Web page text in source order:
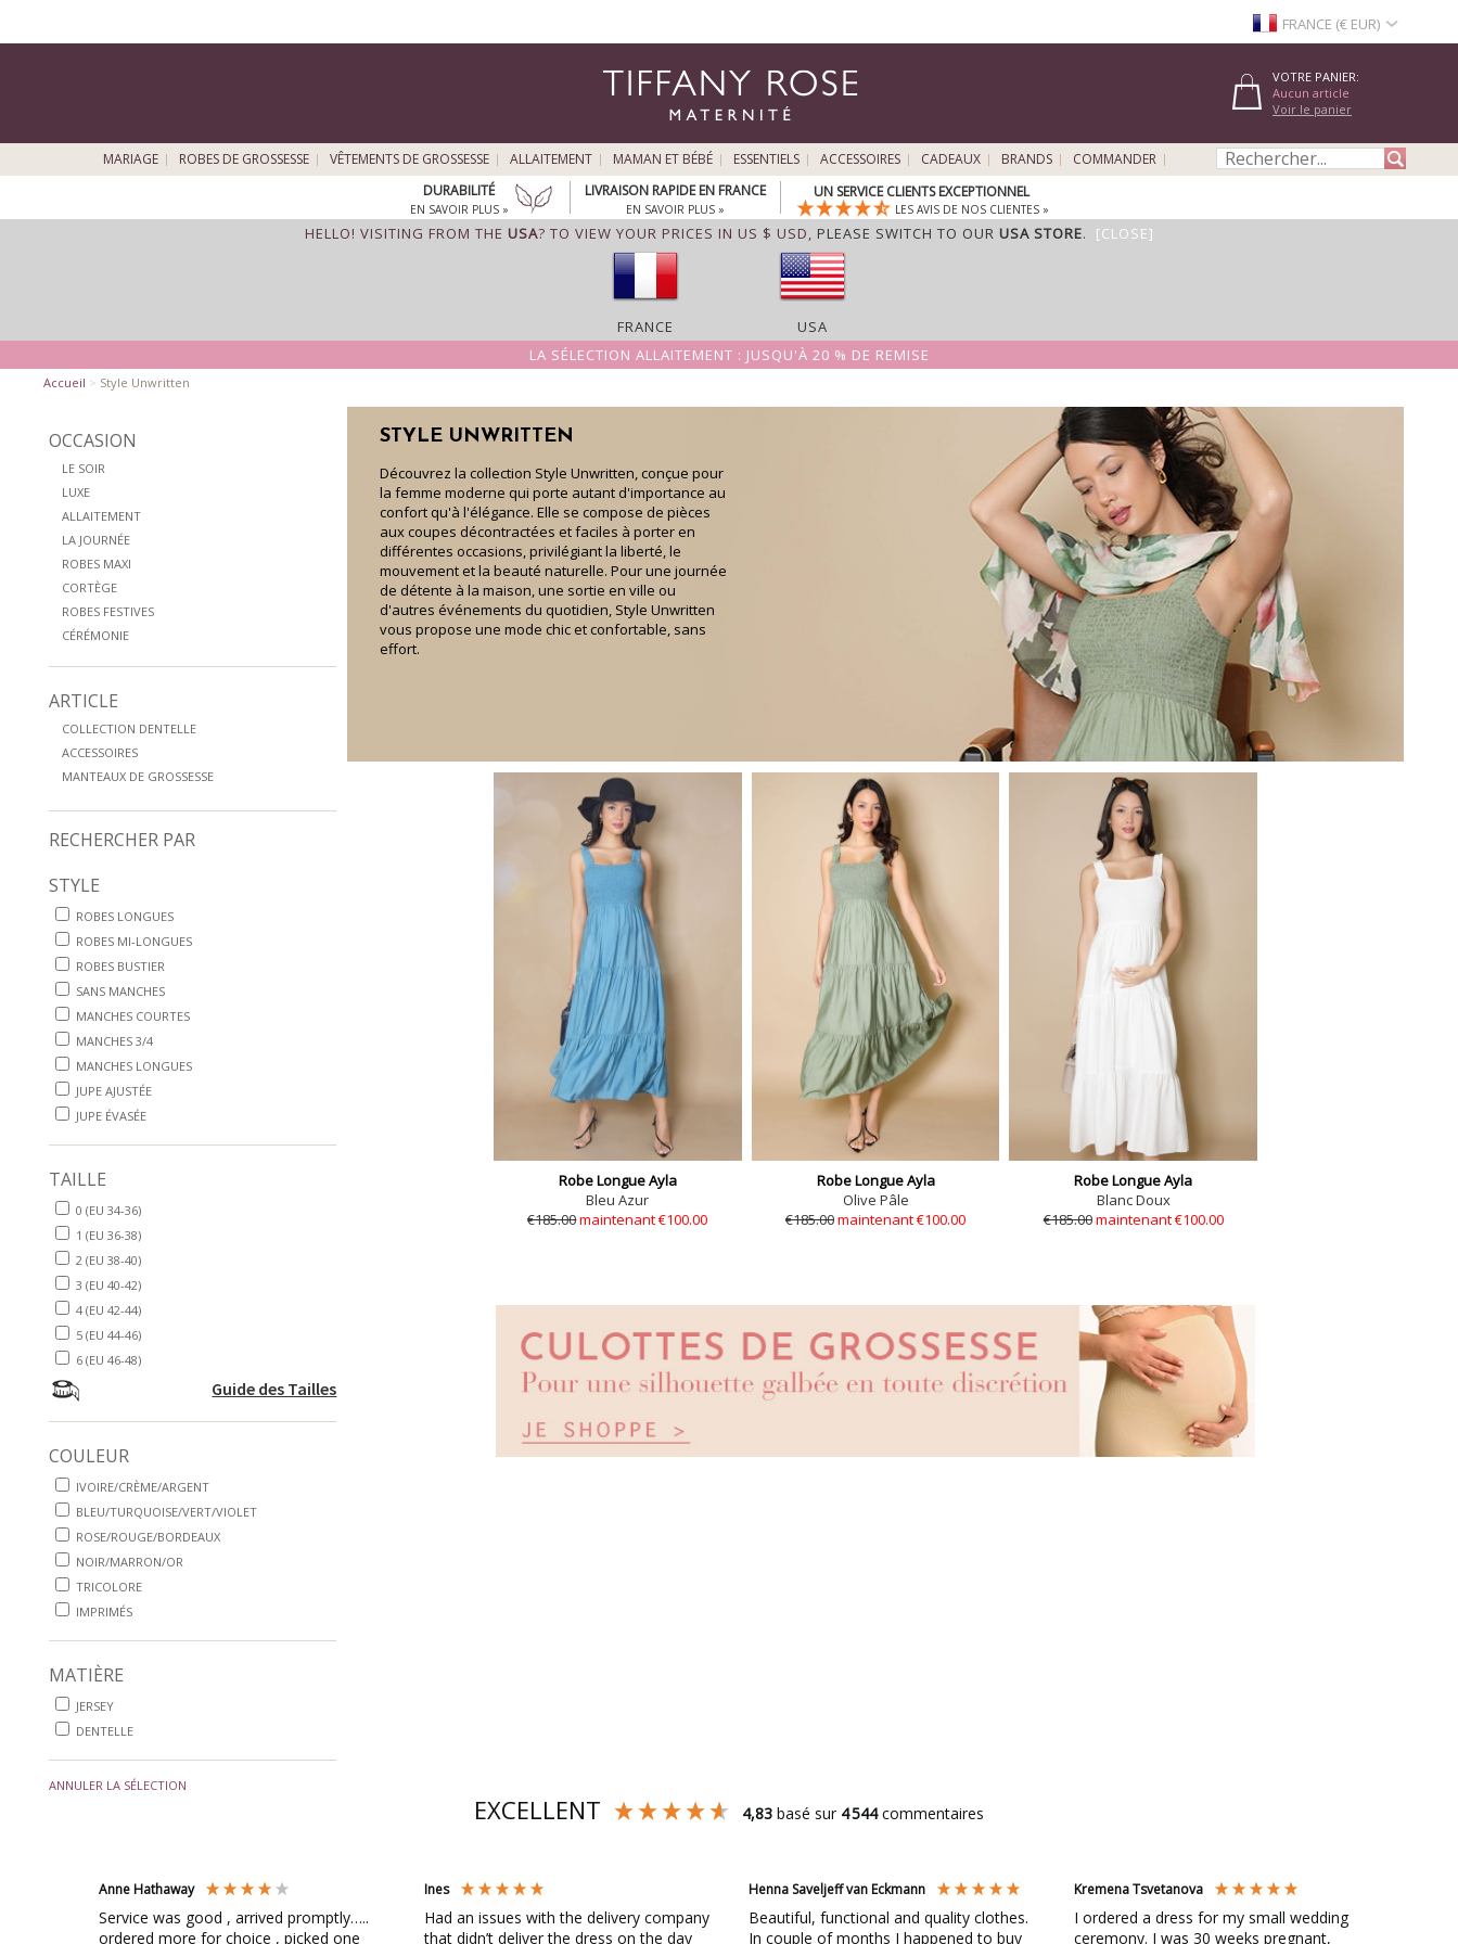
FRANCE (€ EUR)
VOTRE PANIER:
Aucun article
Voir le panier
MARIAGE ROBES DE GROSSESSE VÊTEMENTS DE GROSSESSE ALLAITEMENT MAMAN ET BÉBÉ ESSENTIELS ACCESSOIRES CADEAUX BRANDS
COMMANDER
DURABILITÉ
EN SAVOIR PLUS »
LIVRAISON RAPIDE EN FRANCE
EN SAVOIR PLUS »
UN SERVICE CLIENTS EXCEPTIONNEL
LES AVIS DE NOS CLIENTES »
HELLO! VISITING FROM THE USA? TO VIEW YOUR PRICES IN US $ USD, PLEASE SWITCH TO OUR USA STORE. [CLOSE]
FRANCE
USA
LA SÉLECTION ALLAITEMENT : JUSQU'À 20 % DE REMISE
Accueil > Style Unwritten
OCCASION
LE SOIR
LUXE
ALLAITEMENT
LA JOURNÉE
ROBES MAXI
CORTÈGE
ROBES FESTIVES
CÉRÉMONIE
ARTICLE
COLLECTION DENTELLE
ACCESSOIRES
MANTEAUX DE GROSSESSE
RECHERCHER PAR
STYLE
ROBES LONGUES
ROBES MI-LONGUES
ROBES BUSTIER
SANS MANCHES
MANCHES COURTES
MANCHES 3/4
MANCHES LONGUES
JUPE AJUSTÉE
JUPE ÉVASÉE
TAILLE
0 (EU 34-36)
1 (EU 36-38)
2 (EU 38-40)
3 (EU 40-42)
4 (EU 42-44)
5 (EU 44-46)
6 (EU 46-48)
Guide des Tailles
COULEUR
IVOIRE/CRÈME/ARGENT
BLEU/TURQUOISE/VERT/VIOLET
ROSE/ROUGE/BORDEAUX
NOIR/MARRON/OR
TRICOLORE
IMPRIMÉS
MATIÈRE
JERSEY
DENTELLE
ANNULER LA SÉLECTION
STYLE UNWRITTEN
Découvrez la collection Style Unwritten, conçue pour
la femme moderne qui porte autant d'importance au
confort qu'à l'élégance. Elle se compose de pièces
aux coupes décontractées et faciles à porter en
différentes occasions, privilégiant la liberté, le
mouvement et la beauté naturelle. Pour une journée
de détente à la maison, une sortie en ville ou
d'autres événements du quotidien, Style Unwritten
vous propose une mode chic et confortable, sans
effort.
Robe Longue Ayla
Bleu Azur
€185.00maintenant €100.00
Robe Longue Ayla
Olive Pâle
€185.00maintenant €100.00
Robe Longue Ayla
Blanc Doux
€185.00maintenant €100.00
EXCELLENT 4,83 basé sur 4 544commentaires
Anne Hathaway
Service was good , arrived promptly…..
ordered more for choice , picked one
Ines
Had an issues with the delivery company
that didn’t deliver the dress on the day
Henna Saveljeff van Eckmann
Beautiful, functional and quality clothes.
In couple of months I happened to buy
Kremena Tsvetanova
I ordered a dress for my small wedding
ceremony. I was 30 weeks pregnant,